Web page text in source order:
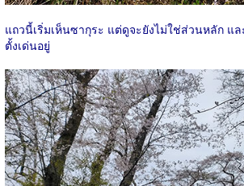
แถวนี้เริ่มเห็นซากุระ แต่ดูจะยังไม่ใช่ส่วนหลัก แ
ตั้งเด่นอยู่